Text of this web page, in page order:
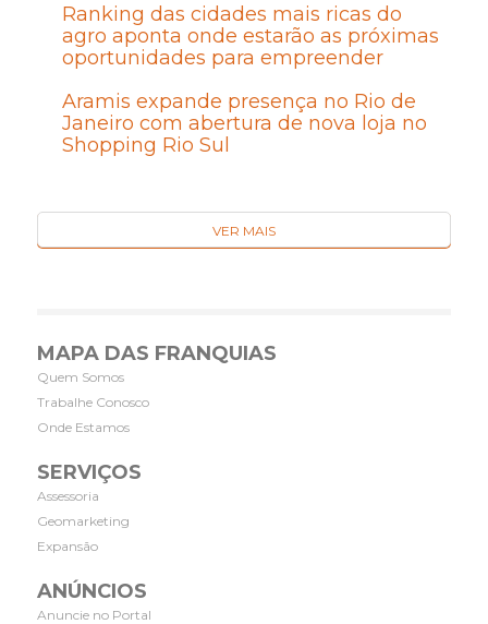
Ranking das cidades mais ricas do
agro aponta onde estarão as próximas
oportunidades para empreender
Aramis expande presença no Rio de
Janeiro com abertura de nova loja no
Shopping Rio Sul
VER MAIS
MAPA DAS FRANQUIAS
Quem Somos
Trabalhe Conosco
Onde Estamos
SERVIÇOS
Assessoria
Geomarketing
Expansão
ANÚNCIOS
Anuncie no Portal